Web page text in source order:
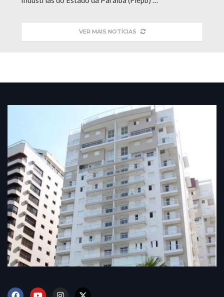
VER MAIS NOTÍCIAS